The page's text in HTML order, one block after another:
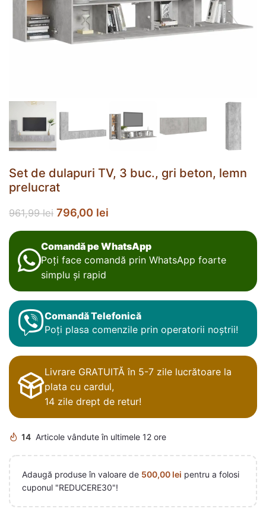
Set de dulapuri TV, 3 buc., gri beton, lemn
prelucrat
961,99lei 796,00 lei
Comandă pe WhatsApp
Poți face comandă prin WhatsApp foarte
simplu și rapid
Comandă Telefonică
Poți plasa comenzile prin operatorii noștrii!
Livrare GRATUITĂ în 5-7 zile lucrătoare la
plata cu cardul,
14 zile drept de retur!
14 Articole vândute în ultimele 12 ore
Adaugă produse în valoare de 500,00 lei pentru a folosi
cuponul "REDUCERE30"!